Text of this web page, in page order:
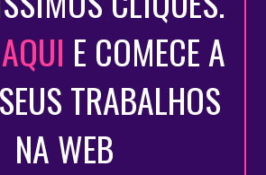
E COMECE A
TRABALHOS
NA WEB